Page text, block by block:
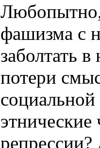
фашизма с
заболтать
потери